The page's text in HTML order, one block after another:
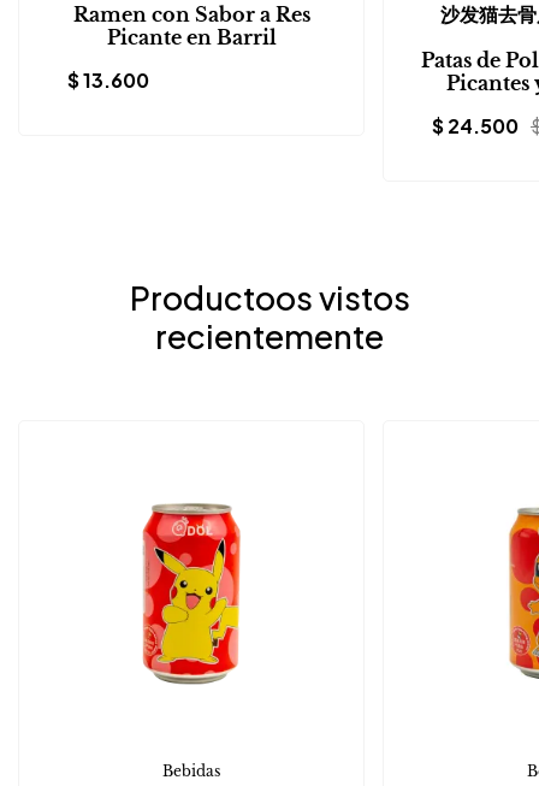
Ramen con Sabor a Res
Picante en Barril
$13.600
沙发猫去
Patas de
$24.500
Productoos vistos
recientemente
Bebidas